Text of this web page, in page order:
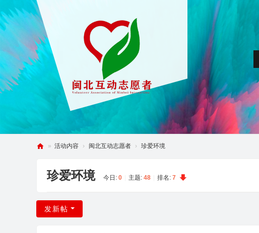
动
论
» 活动内容 › 闽北互动志愿者 › 珍爱环境
珍爱环境 今日: 0 主题: 48 排名: 7
发新帖